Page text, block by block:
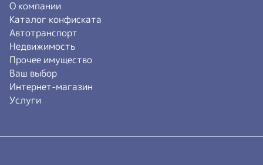
О компании
Каталог конфиската
Автотранспорт
Недвижимость
Прочее имущество
Ваш выбор
Интернет-магазин
Услуги